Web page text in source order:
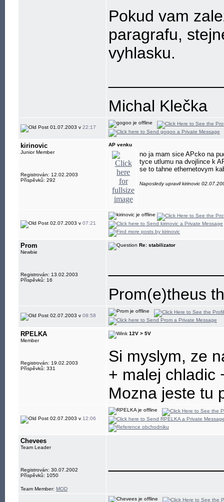
Pokud vam
paragrafu,
vyhlasku.
Michal Klečka
01.07.2003 v 22:17
kirinovic
Junior Member
Registrován: 12.02.2003
Příspěvků: 292
AP venku
no ja mam sice APcko na
tyce utlumu na dvojlince k
se to tahne ethernetovym
Naposledy upravil kirinovic
02.07.2003 v 07:21
Prom
Newbie
Registrován: 13.02.2003
Příspěvků: 16
Re: stabilizator
Prom(e)theus
02.07.2003 v 08:58
RPELKA
Member
Registrován: 19.02.2003
Příspěvků: 331
12V > 5V
Si myslym, ze
+ malej chladic
Mozna jeste tu
02.07.2003 v 12:06
Chevees
Team Leader
Registrován: 30.07.2002
Příspěvků: 1050
Team Member: MOD